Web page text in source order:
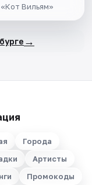
Вильям»
→
Города
Артисты
Промокоды